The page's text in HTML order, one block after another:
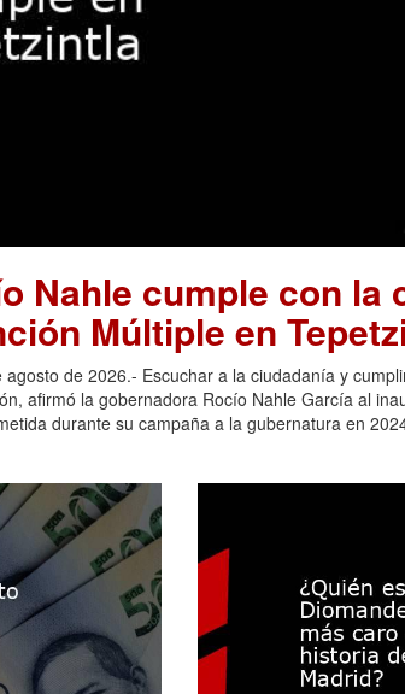
Nahle cumple con la
Múltiple en
de 2026.- Escuchar a la ciudadanía y
afirmó la gobernadora Rocío Nahle García al
durante su campaña a la gubernatura en